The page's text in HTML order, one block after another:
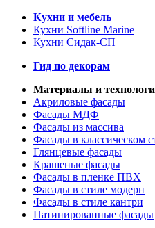
Кухни и мебель
Кухни Softline Marine
Кухни Сидак-СП
Гид по декорам
Материалы и
Акриловые фасады
Фасады МДФ
Фасады из массива
Фасады в классическом
Глянцевые фасады
Крашеные фасады
Фасады в пленке ПВХ
Фасады в стиле модерн
Фасады в стиле кантри
Патинированные фасады